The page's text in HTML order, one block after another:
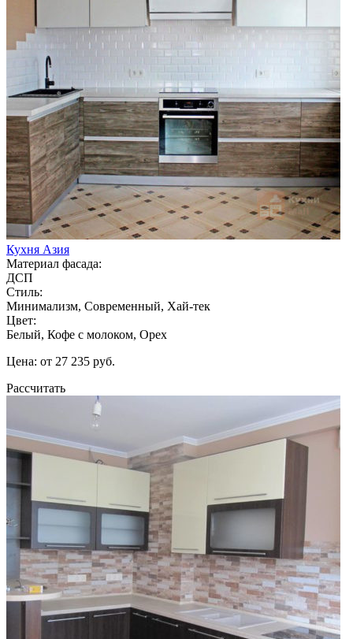
Кухня Азия
Материал фасада:
ДСП
Стиль:
Минимализм, Современный, Хай-тек
Цвет:
Белый, Кофе с молоком, Орех
Цена: от 27 235 руб.
Рассчитать